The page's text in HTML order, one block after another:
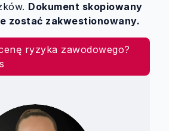
Dokument skopiowany
zostać zakwestionowany.
ryzyka zawodowego?